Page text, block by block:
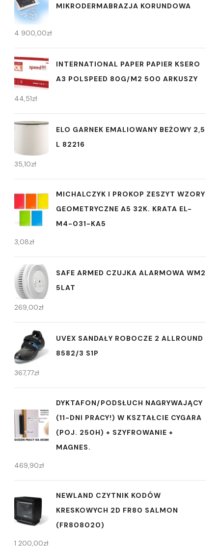
MIKRODERMABRAZJA KORUNDOWA
4 900,00zł
INTERNATIONAL PAPER PAPIER KSERO
A3 POLSPEED 80G/M2 500 ARKUSZY
44,51zł
ELO GARNEK EMALIOWANY BEŻOWY 2,5
L 82216
35,10zł
MICHALCZYK I PROKOP ZESZYT WZORY
GEOMETRYCZNE A5 32K. KRATA EL-
M4-031-KA5
3,08zł
SAFE ARMED CZUJKA ALARMOWA WM2
5LAT
269,00zł
UVEX SANDAŁY ROBOCZE 2 ALLROUND
8582/3 S1P
367,77zł
DYKTAFON/PODSŁUCH NAGRYWAJĄCY
(11-DNI PRACY!) W KSZTAŁCIE CYGARA
(POJ. 250H) + SZYFROWANIE +
MAGNES.
469,90zł
NEWLAND CZYTNIK KODÓW
KRESKOWYCH 2D FR80 SALMON
(FR808020)
1 200,00zł